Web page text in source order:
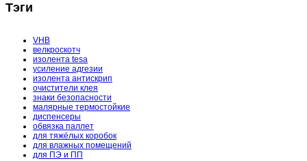
Тэги
VHB
велкроскотч
изолента tesa
усиление адгезии
изолента антискрип
очистители клея
знаки безопасности
малярные термостойкие
диспенсеры
обвязка паллет
для тяжёлых коробок
для влажных помещений
для ПЭ и ПП